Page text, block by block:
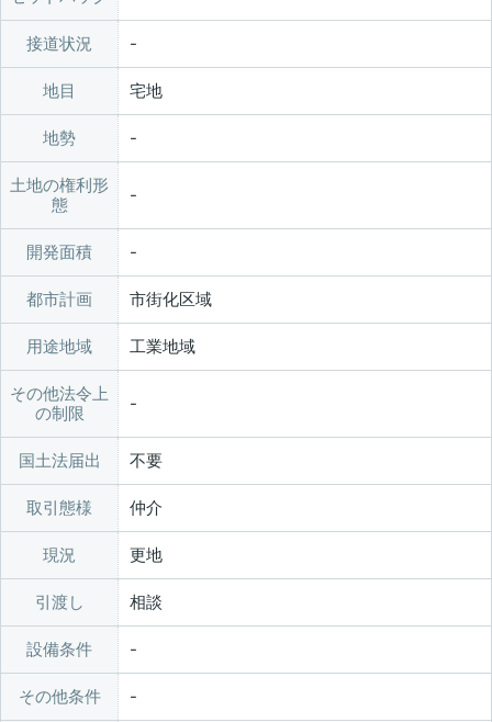
接道状況
地目 宅地
地勢
土地の権利形
態
開発面積
都市計画 市街化区域
用途地域 工業地域
その他法令上
の制限
国土法届出 不要
取引態様 仲介
現況 更地
引渡し 相談
設備条件
その他条件